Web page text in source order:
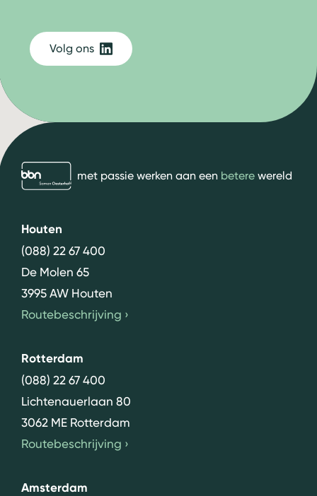
bbn adviseursmet passie werken aan een beterewereld
Houten
(088) 22 67 400
De Molen 65
3995 AW Houten
Routebeschrijving ›
Rotterdam
(088) 22 67 400
Lichtenauerlaan 80
3062 ME Rotterdam
Routebeschrijving ›
Amsterdam
Volg ons